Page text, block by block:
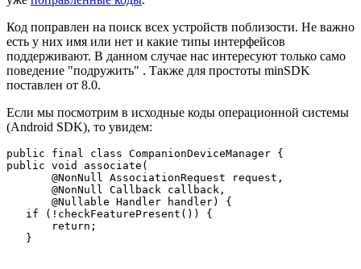
Код поправлен на поиск всех устройств поблизости. Не важно
есть у них имя или нет и какие типы интерфейсов
поддерживают. В данном случае нас интересуют только само
поведение "подружить" . Также для простоты minSDK
поставлен от 8.0.
Если мы посмотрим в исходные коды операционной системы
(Android SDK), то увидем:
public final class CompanionDeviceManager {
public void associate(
       @NonNull AssociationRequest request,
       @NonNull Callback callback,
       @Nullable Handler handler) {
   if (!checkFeaturePresent()) {
       return;